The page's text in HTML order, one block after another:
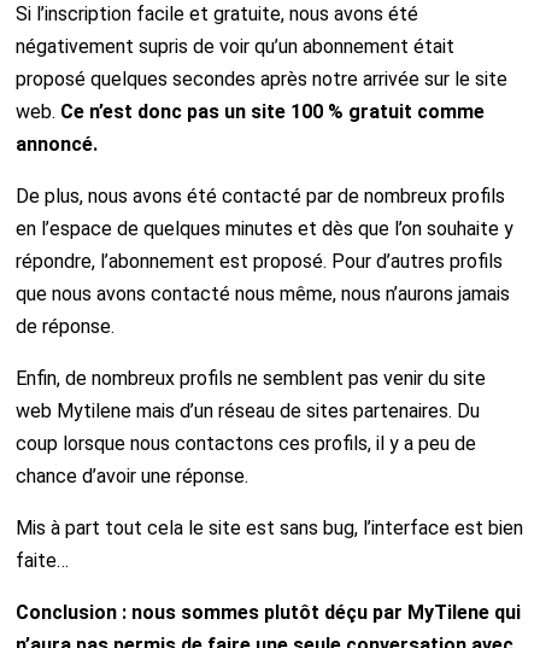
Si l’inscription facile et gratuite, nous avons été
négativement supris de voir qu’un abonnement était
proposé quelques secondes après notre arrivée sur le site
web. Ce n’est donc pas un site 100 % gratuit comme
annoncé.
De plus, nous avons été contacté par de nombreux profils
en l’espace de quelques minutes et dès que l’on souhaite y
répondre, l’abonnement est proposé. Pour d’autres profils
que nous avons contacté nous même, nous n’aurons jamais
de réponse.
Enfin, de nombreux profils ne semblent pas venir du site
web Mytilene mais d’un réseau de sites partenaires. Du
coup lorsque nous contactons ces profils, il y a peu de
chance d’avoir une réponse.
Mis à part tout cela le site est sans bug, l’interface est bien
faite…
Conclusion : nous sommes plutôt déçu par MyTilene qui